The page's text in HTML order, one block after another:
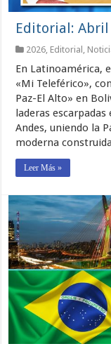
Editorial: Abril
2026 Editorial
En Latinoamérica,
«Mi Teleférico»,
Paz-El Alto» en
laderas
Andes, uniendo la
moderna
Leer Más »